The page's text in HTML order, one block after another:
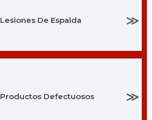
Lesiones De Espalda ≫
Productos Defectuosos ≫